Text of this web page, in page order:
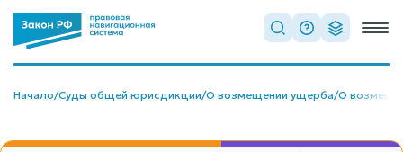
Начало/Суды общей юрисдикции/О возмещении ущерба/О